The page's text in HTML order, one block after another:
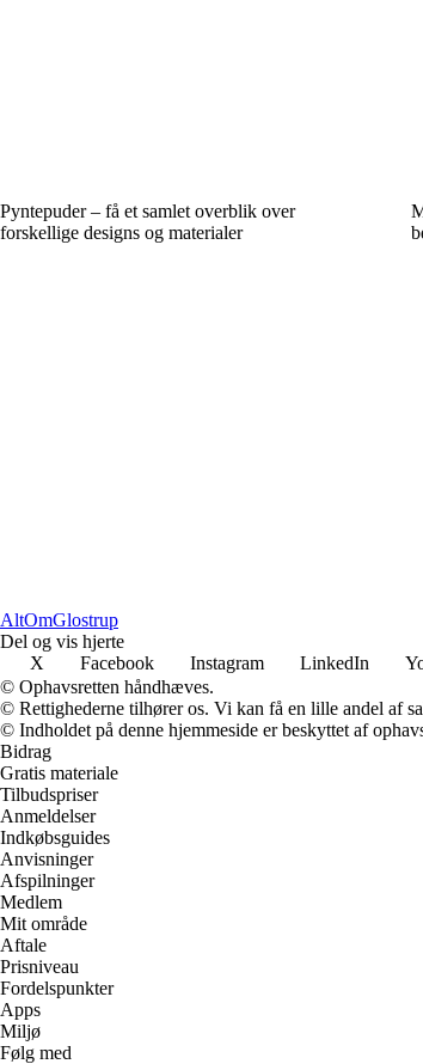
Pyntepuder – få et samlet overblik over
forskellige designs og materialer
AltOmGlostrup
Del og vis hjerte
X
Facebook Instagram LinkedIn
© Ophavsretten håndhæves.
© Rettighederne tilhører os. Vi kan få en lille andel af
© Indholdet på denne hjemmeside er beskyttet af
Bidrag
Gratis materiale
Tilbudspriser
Anmeldelser
Indkøbsguides
Anvisninger
Afspilninger
Medlem
Mit område
Aftale
Prisniveau
Fordelspunkter
Apps
Miljø
Følg med